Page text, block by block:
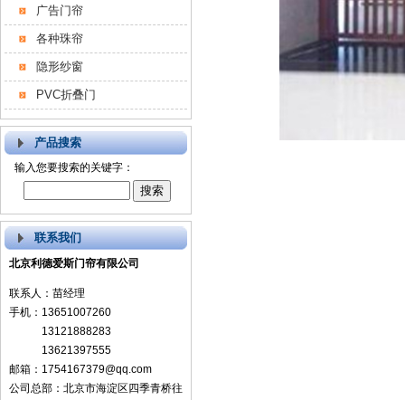
广告门帘
各种珠帘
隐形纱窗
PVC折叠门
产品搜索
输入您要搜索的关键字：
联系我们
北京利德爱斯门帘有限公司
联系人：苗经理
手机：13651007260
13121888283
13621397555
邮箱：1754167379@qq.com
公司总部：北京市海淀区四季青桥往